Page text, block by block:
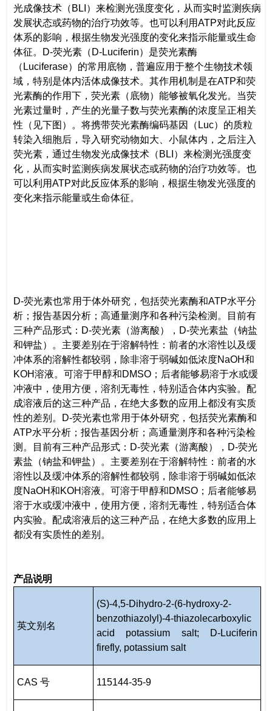
光成像技术（BLI）来检测光强度变化，从而实时监测疾病
发展状态或药物的治疗功效等。也可以利用ATP对此反应
体系的影响，根据生物发光强度的变化来指示能量或生命
体征。D-荧光素（D-Luciferin）是荧光素酶
（Luciferase）的常用底物，普遍应用于整个生物技术领
域，特别是体内活体成像技术。其作用机制是在ATP和荧
光素酶的作用下，荧光素（底物）能够被氧化发光。当荧
光素过量时，产生的光量子数与荧光素酶的浓度呈正相关
性（见下图）。将携带荧光素酶编码基因（Luc）的质粒
转染入细胞后，导入研究动物如大、小鼠体内，之后注入
荧光素，通过生物发光成像技术（BLI）来检测光强度变
化，从而实时监测疾病发展状态或药物的治疗功效等。也
可以利用ATP对此反应体系的影响，根据生物发光强度的
变化来指示能量或生命体征。
D-荧光素也常用于体外研究，包括荧光素酶和ATP水平分
析；报告基因分析；高通量测序和各种污染检测。目前有
三种产品形式：D-荧光素（游离酸），D-荧光素盐（钠盐
和钾盐）。主要差别在于溶解特性：前者的水溶性以及缓
冲体系的溶解性都较弱，除非溶于弱碱如低浓度NaOH和
KOH溶液。可溶于甲醇和DMSO；后者能够易溶于水或缓
冲液中，使用方便，溶剂无毒性，特别适合体内实验。配
成溶液后的这三种产品，在绝大多数的应用上都没有实质
性的差别。D-荧光素也常用于体外研究，包括荧光素酶和
ATP水平分析；报告基因分析；高通量测序和各种污染检
测。目前有三种产品形式：D-荧光素（游离酸），D-荧光
素盐（钠盐和钾盐）。主要差别在于溶解特性：前者的水
溶性以及缓冲体系的溶解性都较弱，除非溶于弱碱如低浓
度NaOH和KOH溶液。可溶于甲醇和DMSO；后者能够易
溶于水或缓冲液中，使用方便，溶剂无毒性，特别适合体
内实验。配成溶液后的这三种产品，在绝大多数的应用上
都没有实质性的差别。
产品说明
英文别名
(S)-4,5-Dihydro-2-(6-hydroxy-2-
benzothiazolyl)-4-thiazolecarboxylic
acid potassium salt; D-Luciferin
firefly, potassium salt
CAS 号 115144-35-9